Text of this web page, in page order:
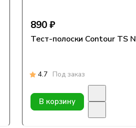
890 ₽
Тест-полоски Contour TS
4.7 Под заказ
В корзину